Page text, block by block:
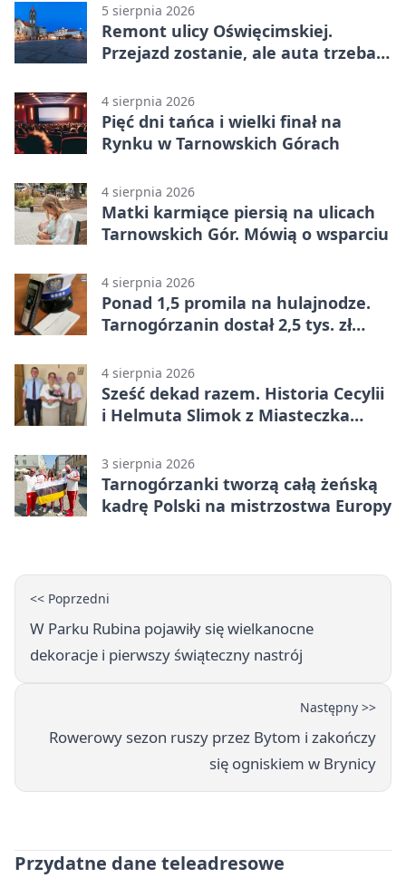
5 sierpnia 2026
Remont ulicy Oświęcimskiej.
Przejazd zostanie, ale auta trzeba
4 sierpnia 2026
Pięć dni tańca i wielki finał na
Rynku w Tarnowskich Górach
4 sierpnia 2026
Matki karmiące piersią na ulicach
Tarnowskich Gór. Mówią o wsparciu
4 sierpnia 2026
Ponad 1,5 promila na hulajnodze.
Tarnogórzanin dostał 2,5 tys. zł
4 sierpnia 2026
Sześć dekad razem. Historia Cecylii
i Helmuta Slimok z Miasteczka
3 sierpnia 2026
Tarnogórzanki tworzą całą żeńską
kadrę Polski na mistrzostwa Europy
<< Poprzedni
W Parku Rubina pojawiły się wielkanocne
dekoracje i pierwszy świąteczny nastrój
Następny >>
Rowerowy sezon ruszy przez Bytom i zakończy
się ogniskiem w Brynicy
Przydatne dane teleadresowe